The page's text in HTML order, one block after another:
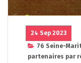
24 Sep 2023
76 Seine-
partenaires par